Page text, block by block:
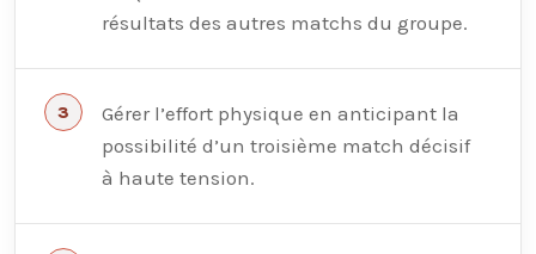
résultats des autres matchs du groupe.
Gérer l’effort physique en anticipant la
possibilité d’un troisième match décisif
à haute tension.